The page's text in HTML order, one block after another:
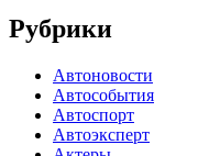
Рубрики
Автоновости
Автособытия
Автоспорт
Автоэксперт